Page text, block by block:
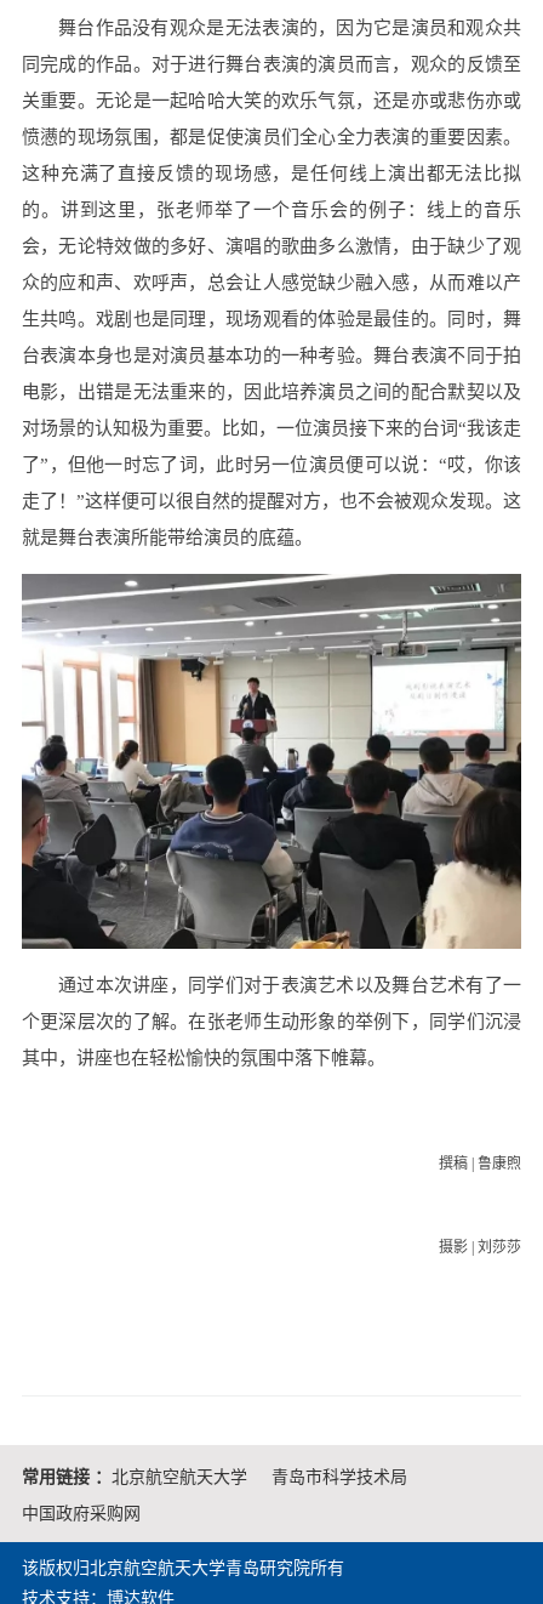
舞台作品没有观众是无法表演的，因为它是演员和观众共
同完成的作品。对于进行舞台表演的演员而言，观众的反馈至
关重要。无论是一起哈哈大笑的欢乐气氛，还是亦或悲伤亦或
愤懑的现场氛围，都是促使演员们全心全力表演的重要因素。
这种充满了直接反馈的现场感，是任何线上演出都无法比拟
的。讲到这里，张老师举了一个音乐会的例子：线上的音乐
会，无论特效做的多好、演唱的歌曲多么激情，由于缺少了观
众的应和声、欢呼声，总会让人感觉缺少融入感，从而难以产
生共鸣。戏剧也是同理，现场观看的体验是最佳的。同时，舞
台表演本身也是对演员基本功的一种考验。舞台表演不同于拍
电影，出错是无法重来的，因此培养演员之间的配合默契以及
对场景的认知极为重要。比如，一位演员接下来的台词“我该走
了”，但他一时忘了词，此时另一位演员便可以说：“哎，你该
走了！”这样便可以很自然的提醒对方，也不会被观众发现。这
就是舞台表演所能带给演员的底蕴。
通过本次讲座，同学们对于表演艺术以及舞台艺术有了一
个更深层次的了解。在张老师生动形象的举例下，同学们沉浸
其中，讲座也在轻松愉快的氛围中落下帷幕。
撰稿 | 鲁康煦
摄影 | 刘莎莎
常用链接 ： 北京航空航天大学
青岛市科学技术局
中国政府采购网
该版权归北京航空航天大学青岛研究院所有
技术支持：博达软件